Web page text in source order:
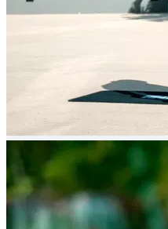
ese proceso empecé a
objetivo de ayudar a las
vida y salud mediante el
Brutal. Con el tiempo, las
imaginé y llegué a tener
entre todas mis redes.
diario para entrenar
marca hay años de
crecimiento. Fit Brutal
recordarles que: TODO
historia, ahora es
tuya.